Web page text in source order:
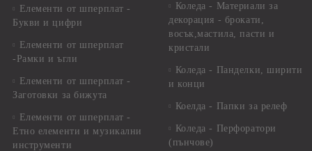
Елементи от шперплат -
Букви и цифри
Елементи от шперплат
-Рамки и ъгли
Елементи от шперплат -
Заготовки за бижута
Елементи от шперплат -
Етно елементи и музикални
инструменти
Коледа - Материали за
декорация - брокати,
восък,мастила, пасти и
кристали
Коледа - Панделки, ширити
и конци
Коелда - Папки за релеф
Коледа - Перфоратори
(пънчове)